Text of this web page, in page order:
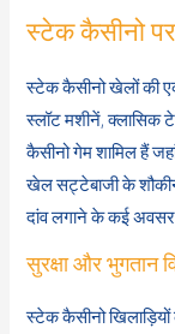
स्टेक कैसीनो
स्टेक कैसीनो खेलों की
स्लॉट मशीनें,
कैसीनो गेम शामिल हैं
खेल सट्टेबाजी के
दांव लगाने के कई
सुरक्षा और भुगतान
स्टेक कैसीनो